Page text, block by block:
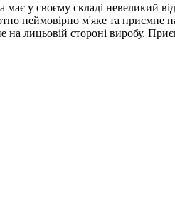
у своєму складі невеликий
неймовірно м'яке та приємне
на лицьовій стороні виробу.